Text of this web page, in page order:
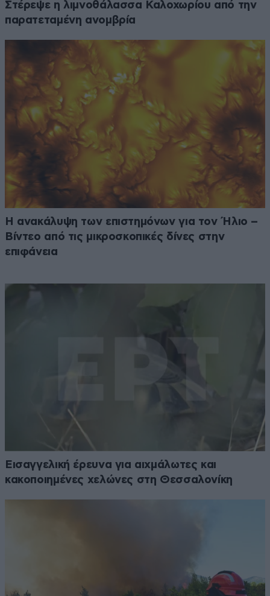
Στέρεψε η λιμνοθάλασσα Καλοχωρίου από την
παρατεταμένη ανομβρία
Η ανακάλυψη των επιστημόνων για τον Ήλιο –
Βίντεο από τις μικροσκοπικές δίνες στην
επιφάνεια
Εισαγγελική έρευνα για αιχμάλωτες και
κακοποιημένες χελώνες στη Θεσσαλονίκη